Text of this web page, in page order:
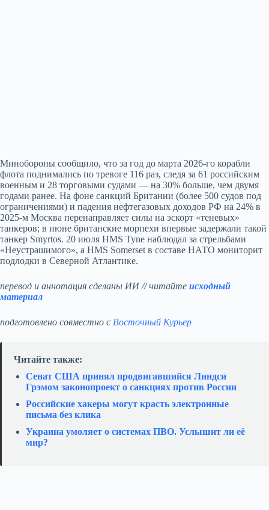
Минобороны сообщило, что за год до марта 2026-го корабли
флота поднимались по тревоге 116 раз, следя за 61 российским
военным и 28 торговыми судами — на 30% больше, чем двумя
годами ранее. На фоне санкций Британии (более 500 судов под
ограничениями) и падения нефтегазовых доходов РФ на 24% в
2025-м Москва перенаправляет силы на эскорт «теневых»
танкеров; в июне британские морпехи впервые задержали такой
танкер Smyrtos. 20 июля HMS Tyne наблюдал за стрельбами
«Неустрашимого», а HMS Somerset в составе НАТО мониторит
подлодки в Северной Атлантике.
перевод и аннотация сделаны ИИ // читайте исходный
материал
подготовлено совместно с Восточный Курьер
Читайте также:
Сенат США принял продвигавшийся Линдси
Грэмом законопроект о санкциях против России
Российские хакеры могут красть электронные
письма без клика
Украина умоляет о системах ПВО. Услышит ли её
мир?